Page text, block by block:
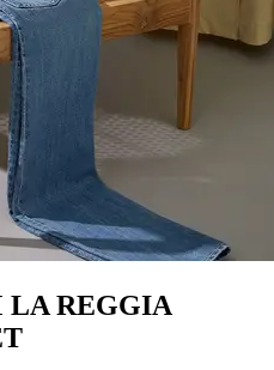
LA REGGIA